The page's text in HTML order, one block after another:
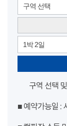
구역 선택
1박 2일
구역 선택
■ 예약가능일 :